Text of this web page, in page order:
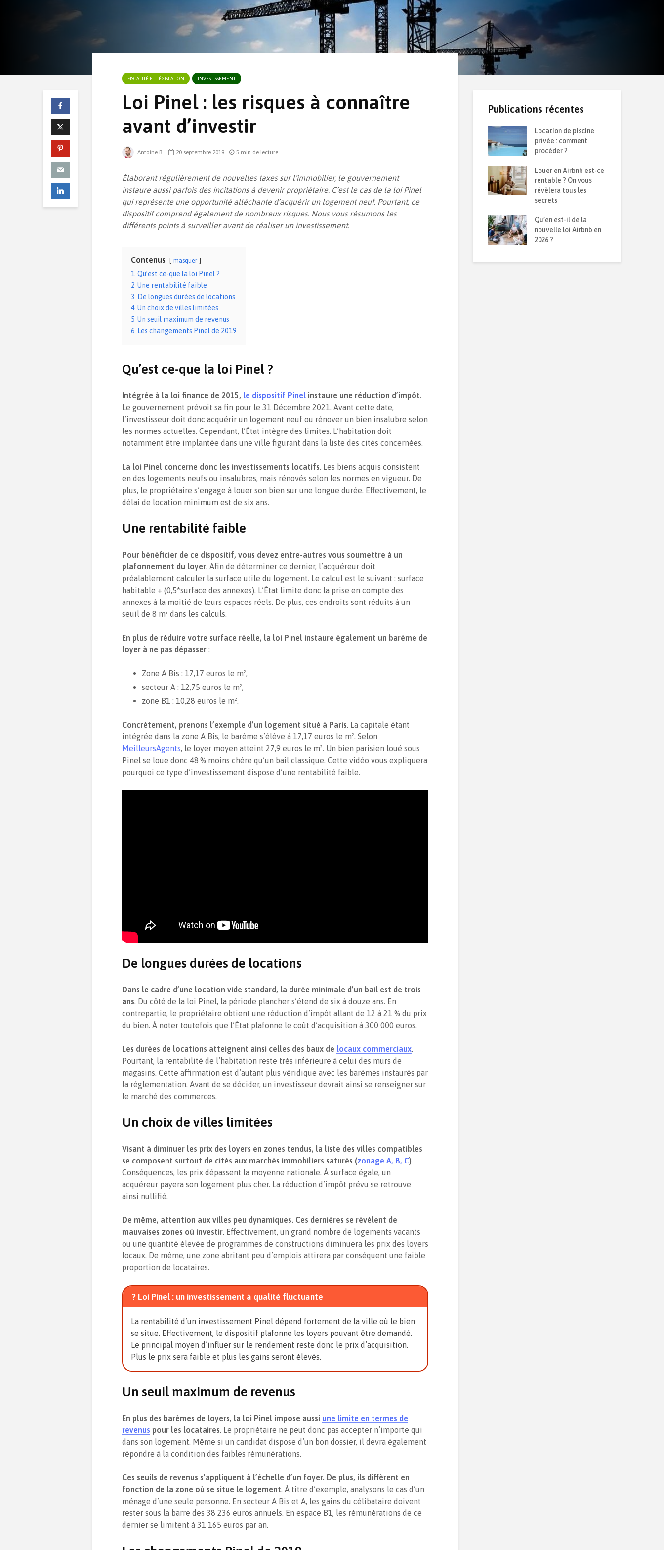
FISCALITÉ ET LÉGISLATION INVESTISSEMENT
Loi Pinel : les risques à connaître
avant d’investir
Antoine B. 20 septembre 2019 5 min de lecture
Élaborant régulièrement de nouvelles taxes sur l’immobilier, le gouvernement
instaure aussi parfois des incitations à devenir propriétaire. C’est le cas de la loi Pinel
qui représente une opportunité alléchante d’acquérir un logement neuf. Pourtant, ce
dispositif comprend également de nombreux risques. Nous vous résumons les
différents points à surveiller avant de réaliser un investissement.
Contenus masquer
1 Qu’est ce-que la loi Pinel ?
2 Une rentabilité faible
3
De longues durées de locations
4 Un choix de villes limitées
5 Un seuil maximum de revenus
6 Les changements Pinel de 2019
Qu’est ce-que la loi Pinel ?
Intégrée à la loi finance de 2015, le dispositif Pinel instaure une réduction d’impôt.
Le gouvernement prévoit sa fin pour le 31 Décembre 2021. Avant cette date,
l’investisseur doit donc acquérir un logement neuf ou rénover un bien insalubre selon
les normes actuelles. Cependant, l’État intègre des limites. L’habitation doit
notamment être implantée dans une ville figurant dans la liste des cités concernées.
La loi Pinel concerne donc les investissements locatifs. Les biens acquis consistent
en des logements neufs ou insalubres, mais rénovés selon les normes en vigueur. De
plus, le propriétaire s’engage à louer son bien sur une longue durée. Effectivement, le
délai de location minimum est de six ans.
Une rentabilité faible
Pour bénéficier de ce dispositif, vous devez entre-autres vous soumettre à un
plafonnement du loyer. Afin de déterminer ce dernier, l’acquéreur doit
préalablement calculer la surface utile du logement. Le calcul est le suivant : surface
habitable + (0,5*surface des annexes). L’État limite donc la prise en compte des
annexes à la moitié de leurs espaces réels. De plus, ces endroits sont réduits à un
seuil de 8 m² dans les calculs.
En plus de réduire votre surface réelle, la loi Pinel instaure également un barème de
loyer à ne pas dépasser :
Zone A Bis : 17,17 euros le m²,
secteur A : 12,75 euros le m²,
zone B1 : 10,28 euros le m².
Concrètement, prenons l’exemple d’un logement situé à Paris. La capitale étant
intégrée dans la zone A Bis, le barème s’élève à 17,17 euros le m². Selon
MeilleursAgents, le loyer moyen atteint 27,9 euros le m². Un bien parisien loué sous
Pinel se loue donc 48 % moins chère qu’un bail classique. Cette vidéo vous expliquera
pourquoi ce type d’investissement dispose d’une rentabilité faible.
De longues durées de locations
Dans le cadre d’une location vide standard, la durée minimale d’un bail est de trois
ans. Du côté de la loi Pinel, la période plancher s’étend de six à douze ans. En
contrepartie, le propriétaire obtient une réduction d’impôt allant de 12 à 21 % du prix
du bien. À noter toutefois que l’État plafonne le coût d’acquisition à 300 000 euros.
Les durées de locations atteignent ainsi celles des baux de locaux commerciaux.
Pourtant, la rentabilité de l’habitation reste très inférieure à celui des murs de
magasins. Cette affirmation est d’autant plus véridique avec les barèmes instaurés par
la réglementation. Avant de se décider, un investisseur devrait ainsi se renseigner sur
le marché des commerces.
Un choix de villes limitées
Visant à diminuer les prix des loyers en zones tendus, la liste des villes compatibles
se composent surtout de cités aux marchés immobiliers saturés (zonage A, B, C).
Conséquences, les prix dépassent la moyenne nationale. À surface égale, un
acquéreur payera son logement plus cher. La réduction d’impôt prévu se retrouve
ainsi nullifié.
De même, attention aux villes peu dynamiques. Ces dernières se révèlent de
mauvaises zones où investir. Effectivement, un grand nombre de logements vacants
ou une quantité élevée de programmes de constructions diminuera les prix des loyers
locaux. De même, une zone abritant peu d’emplois attirera par conséquent une faible
proportion de locataires.
? Loi Pinel : un investissement à qualité fluctuante
La rentabilité d’un investissement Pinel dépend fortement de la ville où le bien
se situe. Effectivement, le dispositif plafonne les loyers pouvant être demandé.
Le principal moyen d’influer sur le rendement reste donc le prix d’acquisition.
Plus le prix sera faible et plus les gains seront élevés.
Un seuil maximum de revenus
En plus des barèmes de loyers, la loi Pinel impose aussi une limite en termes de
revenus pour les locataires. Le propriétaire ne peut donc pas accepter n’importe qui
dans son logement. Même si un candidat dispose d’un bon dossier, il devra également
répondre à la condition des faibles rémunérations.
Ces seuils de revenus s’appliquent à l’échelle d’un foyer. De plus, ils diffèrent en
fonction de la zone où se situe le logement. À titre d’exemple, analysons le cas d’un
ménage d’une seule personne. En secteur A Bis et A, les gains du célibataire doivent
rester sous la barre des 38 236 euros annuels. En espace B1, les rémunérations de ce
dernier se limitent à 31 165 euros par an.
Publications récentes
pont thermique ? La
question perpétuelle
Isolation thermique
méthodes les plus
PTZ 2026
Location de piscine
privée : comment
procéder ?
Louer en Airbnb est-ce
rentable ? On vous
révèlera tous les
secrets
Qu’en est-il de la
nouvelle loi Airbnb en
2026 ?